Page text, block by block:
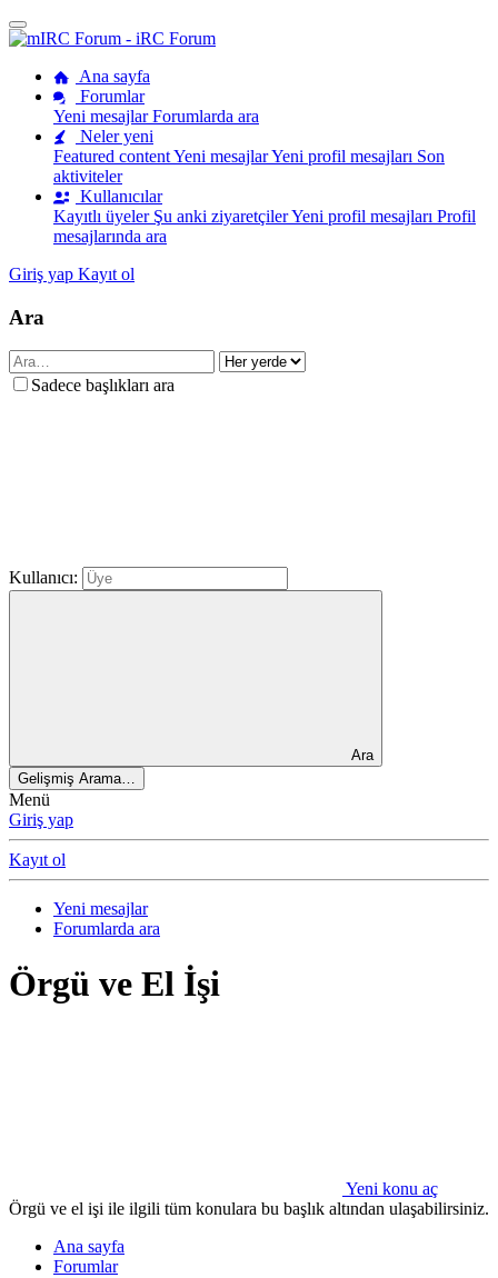
Ana sayfa
Forumlar
Yeni mesajlarForumlarda ara
Neler yeni
Featured contentYeni mesajlarYeni profil mesajları Son
aktiviteler
Kullanıcılar
Kayıtlı üyeler Şu anki ziyaretçilerYeni profil mesajları Profil
mesajlarında ara
Giriş yap Kayıt ol
Ara
Sadece başlıkları ara
Kullanıcı:
Ara
Gelişmiş Arama…
Menü
Giriş yap
Kayıt ol
Yeni mesajlar
Forumlarda ara
Örgü ve El İşi
Yeni konu aç
Örgü ve el işi ile ilgili tüm konulara bu başlık altından ulaşabilirsiniz.
Ana sayfa
Forumlar